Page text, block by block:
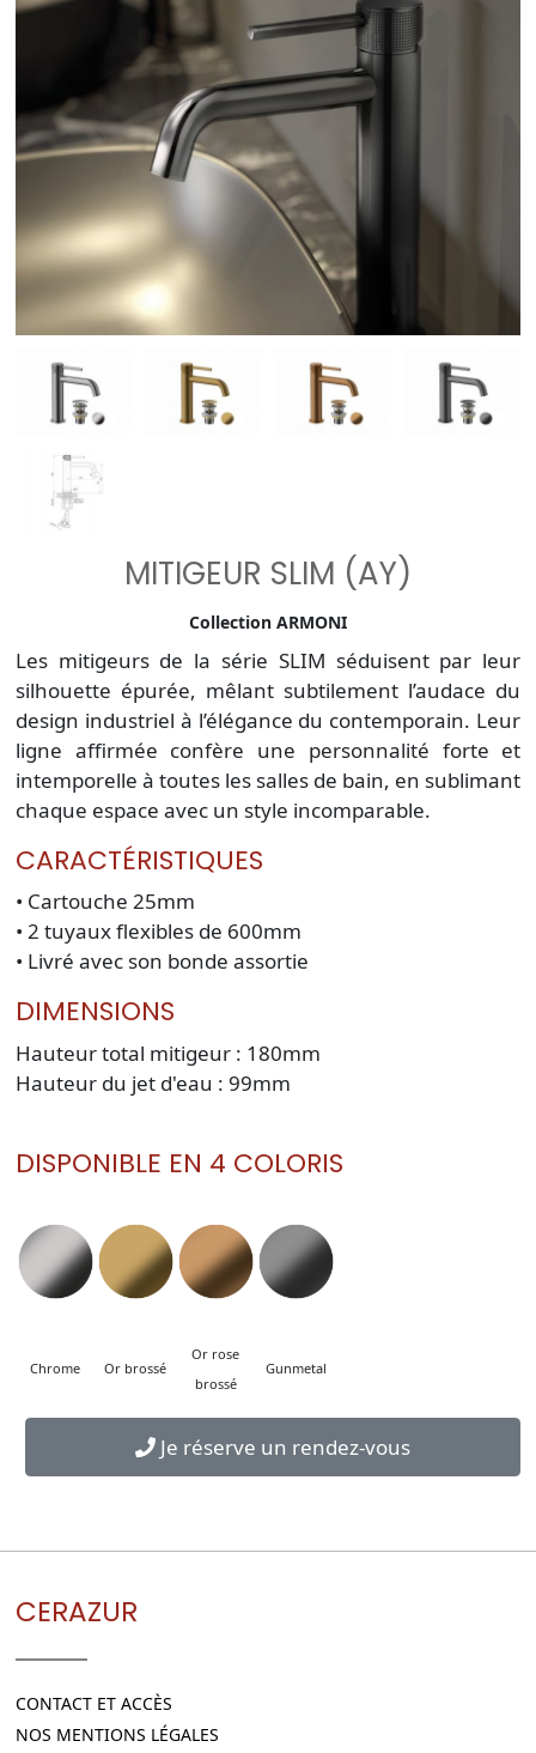
MITIGEUR SLIM (AY)
Collection ARMONI
Les mitigeurs de la série SLIM séduisent par leur
silhouette épurée, mêlant subtilement l’audace du
design industriel à l’élégance du contemporain. Leur
ligne affirmée confère une personnalité forte et
intemporelle à toutes les salles de bain, en sublimant
chaque espace avec un style incomparable.
CARACTÉRISTIQUES
• Cartouche 25mm
• 2 tuyaux flexibles de 600mm
• Livré avec son bonde assortie
DIMENSIONS
Hauteur total mitigeur : 180mm
Hauteur du jet d'eau : 99mm
DISPONIBLE EN 4 COLORIS
Chrome Or brossé
Or rose
brossé
Gunmetal
Je réserve un rendez-vous
CERAZUR
CONTACT ET ACCÈS
NOS MENTIONS LÉGALES